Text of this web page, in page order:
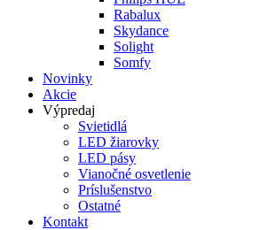
Rabalux
Skydance
Solight
Somfy
Novinky
Akcie
Výpredaj
Svietidlá
LED žiarovky
LED pásy
Vianočné osvetlenie
Príslušenstvo
Ostatné
Kontakt